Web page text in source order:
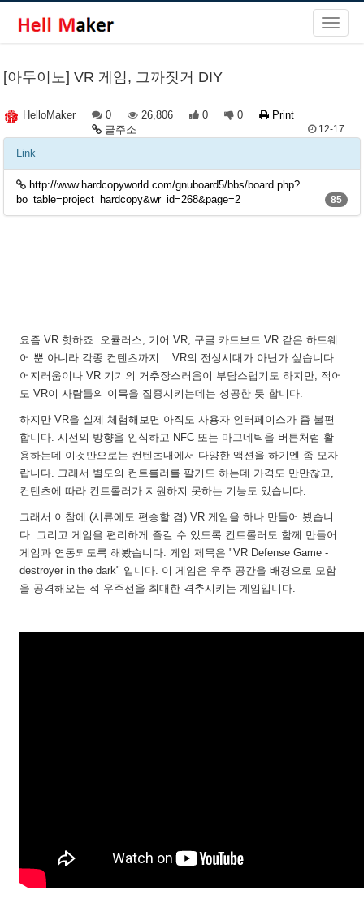
[아두이노] VR 게임, 그까짓거 DIY
HelloMaker 0 26,806 0 0
Print
글주소
12-17
Link
http://www.hardcopyworld.com/gnuboard5/bbs/board.php?
bo_table=project_hardcopy&wr_id=268&page=2
85
요즘 VR 핫하죠. 오큘러스, 기어 VR, 구글 카드보드 VR 같은 하드웨
어 뿐 아니라 각종 컨텐츠까지... VR의 전성시대가 아닌가 싶습니다.
어지러움이나 VR 기기의 거추장스러움이 부담스럽기도 하지만, 적어
도 VR이 사람들의 이목을 집중시키는데는 성공한 듯 합니다.
하지만 VR을 실제 체험해보면 아직도 사용자 인터페이스가 좀 불편
합니다. 시선의 방향을 인식하고 NFC 또는 마그네틱을 버튼처럼 활
용하는데 이것만으로는 컨텐츠내에서 다양한 액션을 하기엔 좀 모자
랍니다. 그래서 별도의 컨트롤러를 팔기도 하는데 가격도 만만찮고,
컨텐츠에 따라 컨트롤러가 지원하지 못하는 기능도 있습니다.
그래서 이참에 (시류에도 편승할 겸) VR 게임을 하나 만들어 봤습니
다. 그리고 게임을 편리하게 즐길 수 있도록 컨트롤러도 함께 만들어
게임과 연동되도록 해봤습니다. 게임 제목은 "VR Defense Game -
destroyer in the dark" 입니다. 이 게임은 우주 공간을 배경으로 모함
을 공격해오는 적 우주선을 최대한 격추시키는 게임입니다.